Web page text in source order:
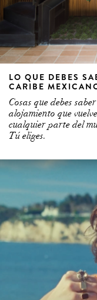
LO QUE DEBES
CARIBE
Cosas que debes
alojamiento que
cualquier parte del
Tú eliges.